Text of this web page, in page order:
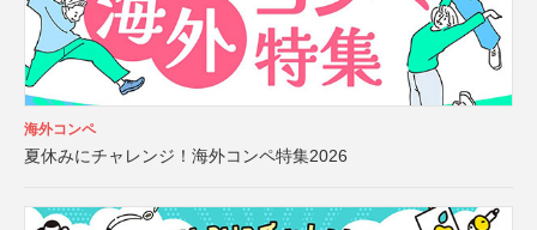
海外コンペ
夏休みにチャレンジ！海外コンペ特集2026